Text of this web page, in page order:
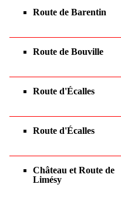
Route de Barentin
Route de Bouville
Route d'Écalles
Route d'Écalles
Château et Route de
Limésy